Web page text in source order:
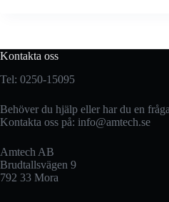
Kontakta oss
Tel: 0250-15095
Behöver du hjälp eller har du en
Kontakta oss på: info@amtech.se
Amtech AB
Brudtallsvägen 9
792 33 Mora